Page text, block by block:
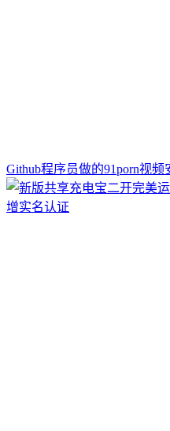
Github程序员做的91porn视